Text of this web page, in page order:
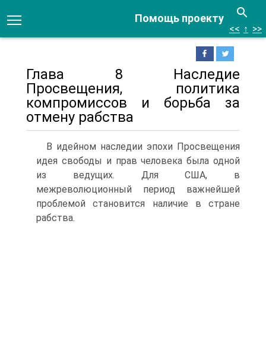
Помощь проекту
<< ↑ >>
Глава 8 Наследие
Просвещения, политика
компромиссов и борьба за
отмену рабства
В идейном наследии эпохи Просвещения
идея свободы и прав человека была одной
из ведущих. Для США, в
межреволюционный период важнейшей
проблемой становится наличие в стране
рабства.